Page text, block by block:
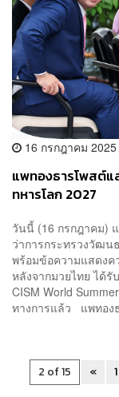
16 กรกฎาคม 2025
แพทองธารโพสต์แ
ทหารโลก 2027
วันนี้ (16 กรกฎาคม)
ว่าการกระทรวงวัฒน
พร้อมข้อความแสดงค
หลังจากมวยไทย ได้
CISM World
ทางการแล้ว แพทอง
2 of 15 « 1